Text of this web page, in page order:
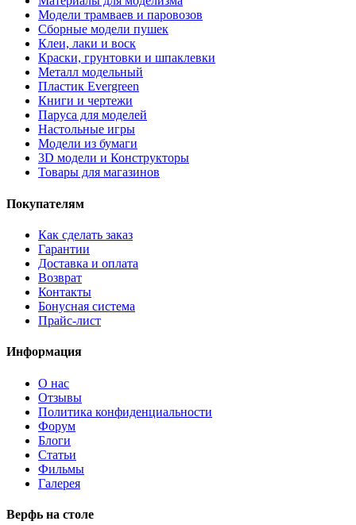
Модели трамваев и паровозов
Сборные модели пушек
Клеи, лаки и воск
Краски, грунтовки и шпаклевки
Металл модельный
Пластик Evergreen
Книги и чертежи
Паруса для моделей
Настольные игры
Модели из бумаги
3D модели и Конструкторы
Товары для магазинов
Покупателям
Как сделать заказ
Гарантии
Доставка и оплата
Возврат
Контакты
Бонусная система
Прайс-лист
Информация
О нас
Отзывы
Политика конфиденциальности
Форум
Блоги
Статьи
Фильмы
Галерея
Верфь на столе